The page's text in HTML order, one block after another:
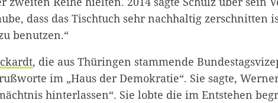
dass das Tischtuch sehr nachhaltig zerschnitten
benutzen.“
, die aus Thüringen stammende
im „Haus der Demokratie“. Sie sagte,
hinterlassen“. Sie lobte die im Entstehen